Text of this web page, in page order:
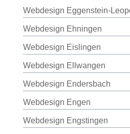
Webdesign Eggenstein-
Webdesign Ehningen
Webdesign Eislingen
Webdesign Ellwangen
Webdesign Endersbach
Webdesign Engen
Webdesign Engstingen